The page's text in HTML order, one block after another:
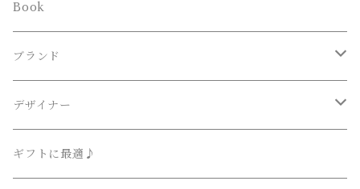
ブラケット
その他
Book
ブランド
Lighting Art Gallery
AKARI （尾関・オゼキ）
デザイナー
Ettore Sottsass / エットレ・ソットサス
ギフトに最適♪